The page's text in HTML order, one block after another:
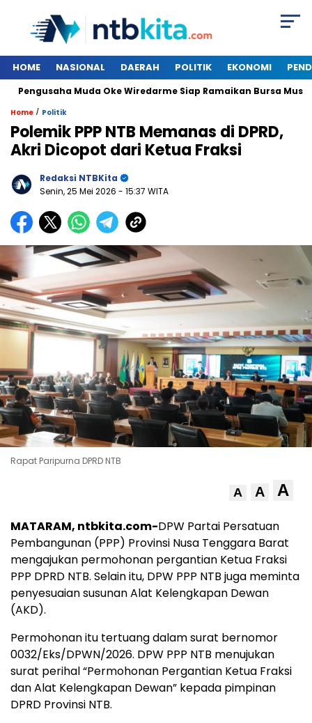
HOME NASIONAL DAERAH POLITIK EKONOMI
Muda Oke Wiredarme Siap Ramaikan Bursa Musda
Home / Politik
Polemik PPP NTB Memanas di DPRD,
Akri Dicopot dari Ketua Fraksi
Redaksi NTBKita
Senin, 25 Mei 2026 - 15:37 WITA
Rapat Paripurna DPRD NTB
A A A
MATARAM, ntbkita.com-DPW Partai Persatuan
Pembangunan (PPP) Provinsi Nusa Tenggara Barat
mengajukan permohonan pergantian Ketua Fraksi
PPP DPRD NTB. Selain itu, DPW PPP NTB juga meminta
penyesuaian susunan Alat Kelengkapan Dewan
(AKD).
Permohonan itu tertuang dalam surat bernomor
0032/Eks/DPWN/2026. DPW PPP NTB menujukan
surat perihal “Permohonan Pergantian Ketua Fraksi
dan Alat Kelengkapan Dewan” kepada pimpinan
DPRD Provinsi NTB.